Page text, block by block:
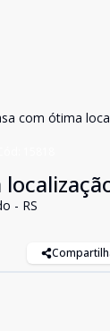
com ótima
- RS